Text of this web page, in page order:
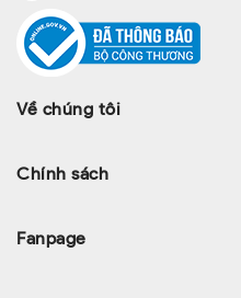
Về chúng tôi
Chính sách
Fanpage